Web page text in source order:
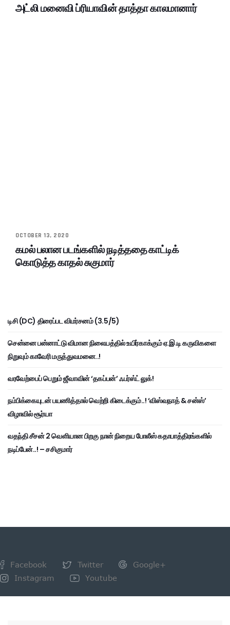
அட்லி மனைவி ப்ரியாவின் தாத்தா காலமானார்
OCTOBER 13, 2020
கமல் பலான படங்களில் நடித்ததை காட்டிக்
கொடுத்த காதல் சுகுமார்
டிசி (DC) திரைப்பட விமர்சனம் (3.5/5)
சென்னை பன்னாட்டு விமான நிலையத்தில் உயிர்காக்கும் ஏ.இ.டி கருவிகளை
நிறுவும் காவேரி மருத்துவமனை..!
வரவேற்பைப் பெறும் ஜீவாவின் ‘தகப்பன்’ ஃபர்ஸ்ட் லுக்!
நம்பிக்கையுடன் பயணித்தால் வெற்றி கிடைக்கும்..! ‘விஸ்வநாத் & சன்ஸ்’
விழாவில் சூர்யா
வதந்தி சீசன் 2 வெளியான பிறகு நான் நிறைய போலீஸ் கதாபாத்திரங்களில்
நடிப்பேன்..! – சசிகுமார்
Facebook Twitter
Google+
Instagram
Youtube